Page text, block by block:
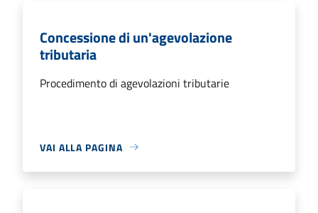
Concessione di un'agevolazione
tributaria
Procedimento di agevolazioni tributarie
VAI ALLA PAGINA